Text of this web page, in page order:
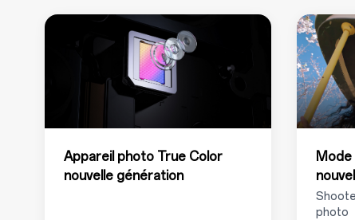
Appareil photo True Color
nouvelle génération
photo